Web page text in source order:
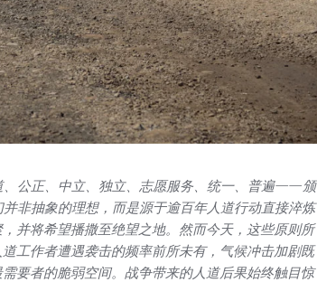
公正、中立、独立、志愿服务、统一、普遍——颁
非抽象的理想，而是源于逾百年人道行动直接淬炼
并将希望播撒至绝望之地。然而今天，这些原则所
工作者遭遇袭击的频率前所未有，气候冲击加剧既
要者的脆弱空间。战争带来的人道后果始终触目惊